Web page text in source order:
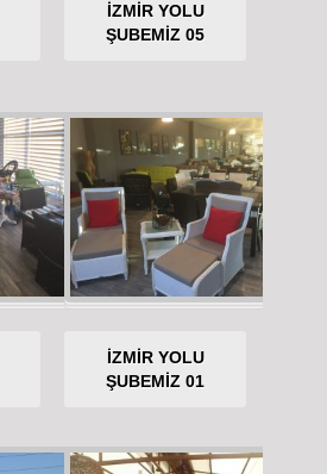
İZMİR YOLU
ŞUBEMİZ 05
İZMİR YOLU
ŞUBEMİZ 01